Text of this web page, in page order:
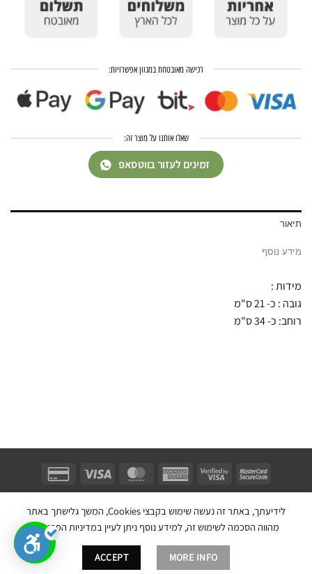
רכישה מאובטחת במגוון אפשרויות:
שאלו אותנו על מוצר זה:
זמינים לעזור בווטסאפ
תיאור
מידע נוסף
מידות :
גובה : כ- 21 ס"מ
רוחב: כ- 34 ס"מ
בניית אתר חנות מכירות ע''י:
לידיעתך, באתר זה נעשה שימוש בקבצי Cookies, המשך גלישתך באתר
מהווה הסכמה לשימוש זה, למידע נוסף ניתן לעיין במדיניות הפרטיות.
MORE INFO
ACCEPT